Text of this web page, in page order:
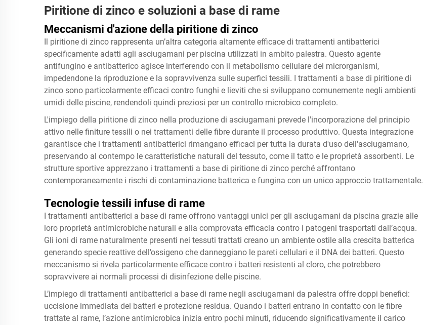
Piritione di zinco e soluzioni a base di rame
Meccanismi d'azione della piritione di zinco
Il piritione di zinco rappresenta un’altra categoria altamente efficace di trattamenti antibatterici
specificamente adatti agli asciugamani per piscina utilizzati in ambito palestra. Questo agente
antifungino e antibatterico agisce interferendo con il metabolismo cellulare dei microrganismi,
impedendone la riproduzione e la sopravvivenza sulle superfici tessili. I trattamenti a base di piritione di
zinco sono particolarmente efficaci contro funghi e lieviti che si sviluppano comunemente negli ambienti
umidi delle piscine, rendendoli quindi preziosi per un controllo microbico completo.
L'impiego della piritione di zinco nella produzione di asciugamani prevede l'incorporazione del principio
attivo nelle finiture tessili o nei trattamenti delle fibre durante il processo produttivo. Questa integrazione
garantisce che i trattamenti antibatterici rimangano efficaci per tutta la durata d'uso dell'asciugamano,
preservando al contempo le caratteristiche naturali del tessuto, come il tatto e le proprietà assorbenti. Le
strutture sportive apprezzano i trattamenti a base di piritione di zinco perché affrontano
contemporaneamente i rischi di contaminazione batterica e fungina con un unico approccio trattamentale.
Tecnologie tessili infuse di rame
I trattamenti antibatterici a base di rame offrono vantaggi unici per gli asciugamani da piscina grazie alle
loro proprietà antimicrobiche naturali e alla comprovata efficacia contro i patogeni trasportati dall’acqua.
Gli ioni di rame naturalmente presenti nei tessuti trattati creano un ambiente ostile alla crescita batterica
generando specie reattive dell’ossigeno che danneggiano le pareti cellulari e il DNA dei batteri. Questo
meccanismo si rivela particolarmente efficace contro i batteri resistenti al cloro, che potrebbero
sopravvivere ai normali processi di disinfezione delle piscine.
L’impiego di trattamenti antibatterici a base di rame negli asciugamani da palestra offre doppi benefici:
uccisione immediata dei batteri e protezione residua. Quando i batteri entrano in contatto con le fibre
trattate al rame, l’azione antimicrobica inizia entro pochi minuti, riducendo significativamente il carico